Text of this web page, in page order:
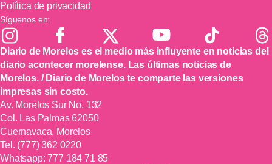
Política de privacidad
Síguenos en:
Diario de Morelos es el medio más influyente en noticias del
diario acontecer morelense. Las últimas noticias de
Morelos. / Diario de Morelos te comparte las versiones
impresas sin costo.
Av. Morelos Sur No. 132
Col. Las Palmas 62050
Cuernavaca, Morelos
Tel. (777) 362 0220
Whatsapp:777 184 71 85